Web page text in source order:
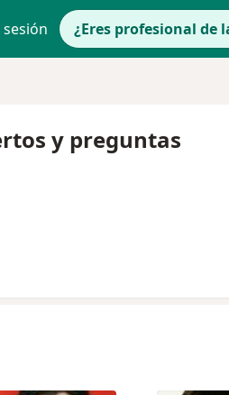
¿Eres profesional de
y preguntas